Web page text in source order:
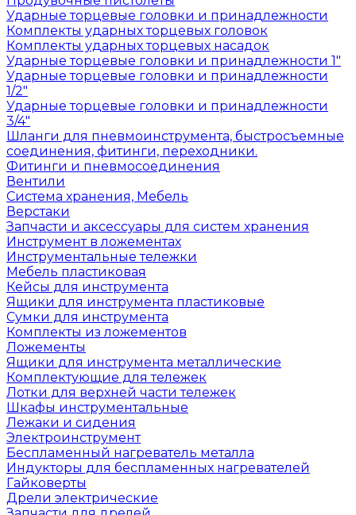
Ударные торцевые головки и принадлежности
Комплекты ударных торцевых головок
Комплекты ударных торцевых насадок
Ударные торцевые головки и принадлежности 1"
Ударные торцевые головки и принадлежности
1/2"
Ударные торцевые головки и принадлежности
3/4"
Шланги для пневмоинструмента, быстросъемные
соединения, фитинги, переходники.
Фитинги и пневмосоединения
Вентили
Система хранения, Мебель
Верстаки
Запчасти и аксессуары для систем хранения
Инструмент в ложементах
Инструментальные тележки
Мебель пластиковая
Кейсы для инструмента
Ящики для инструмента пластиковые
Сумки для инструмента
Комплекты из ложементов
Ложементы
Ящики для инструмента металлические
Комплектующие для тележек
Лотки для верхней части тележек
Шкафы инструментальные
Лежаки и сидения
Электроинструмент
Беспламенный нагреватель металла
Индукторы для беспламенных нагревателей
Гайковерты
Дрели электрические